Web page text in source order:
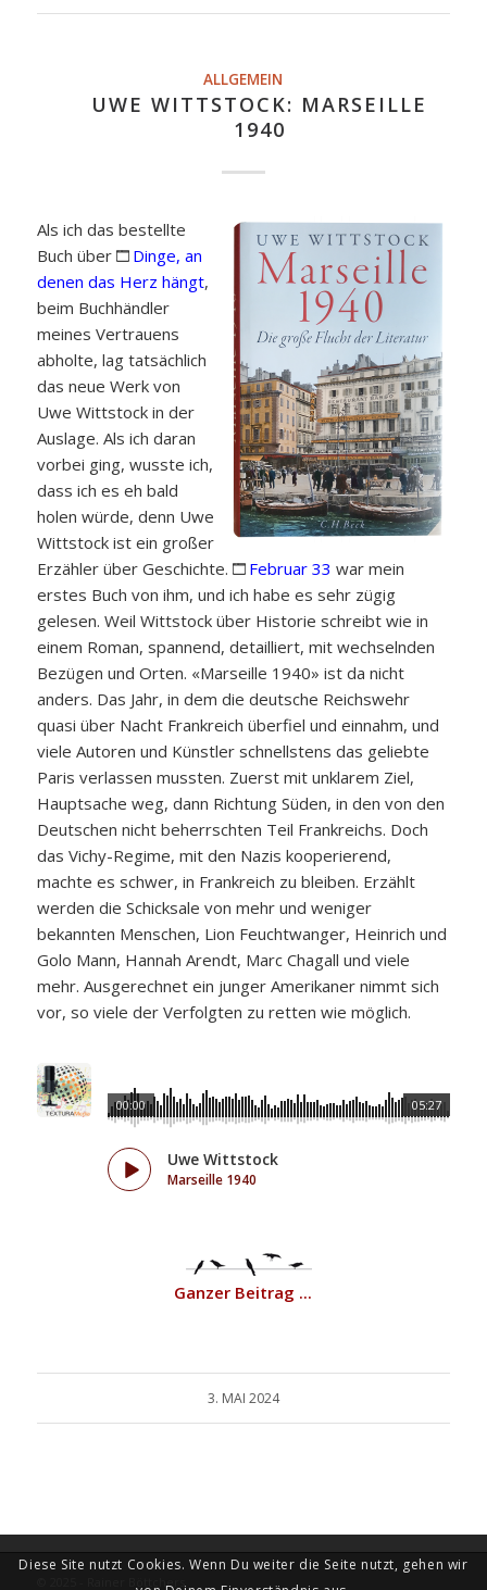
ALLGEMEIN
UWE WITTSTOCK: MARSEILLE
1940
Als ich das bestellte
Buch über
Dinge, an
denen das Herz hängt,
beim Buchhändler
meines Vertrauens
abholte, lag tatsächlich
das neue Werk von
Uwe Wittstock in der
Auslage. Als ich daran
vorbei ging, wusste ich,
dass ich es eh bald
holen würde, denn Uwe
Wittstock ist ein großer
Erzähler über Geschichte.
Februar 33 war mein
erstes Buch von ihm, und ich habe es sehr zügig
gelesen. Weil Wittstock über Historie schreibt wie in
einem Roman, spannend, detailliert, mit wechselnden
Bezügen und Orten. «Marseille 1940» ist da nicht
anders. Das Jahr, in dem die deutsche Reichswehr
quasi über Nacht Frankreich überfiel und einnahm, und
viele Autoren und Künstler schnellstens das geliebte
Paris verlassen mussten. Zuerst mit unklarem Ziel,
Hauptsache weg, dann Richtung Süden, in den von den
Deutschen nicht beherrschten Teil Frankreichs. Doch
das Vichy-Regime, mit den Nazis kooperierend,
machte es schwer, in Frankreich zu bleiben. Erzählt
werden die Schicksale von mehr und weniger
bekannten Menschen, Lion Feuchtwanger, Heinrich und
Golo Mann, Hannah Arendt, Marc Chagall und viele
mehr. Ausgerechnet ein junger Amerikaner nimmt sich
vor, so viele der Verfolgten zu retten wie möglich.
05:27
00:00
Uwe Wittstock
Marseille 1940
Ganzer Beitrag ...
3. MAI 2024
Diese Site nutzt Cookies. Wenn Du weiter die Seite nutzt, gehen wir